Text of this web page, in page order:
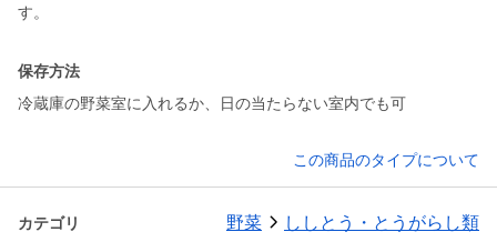
保存方法
冷蔵庫の野菜室に入れるか、日の当たらない室内でも可
この商品のタイプについて
カテゴリ 野菜 ししとう・とうがらし類